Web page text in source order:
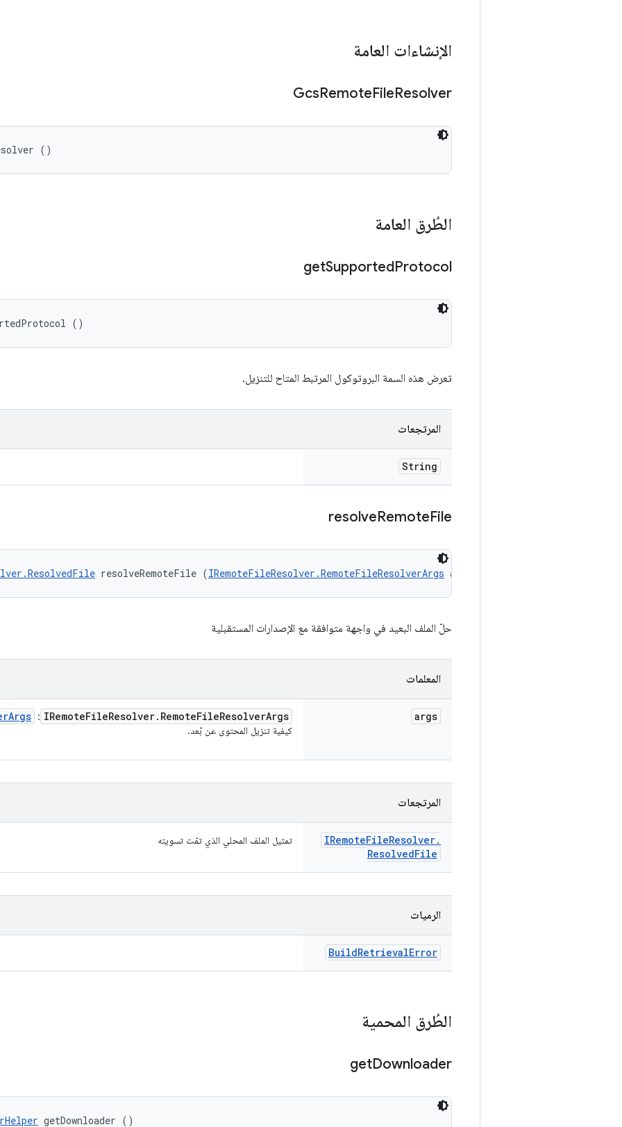
الإنشاءات العامة
GcsRemoteFileResolver
()
الطُرق العامة
getSupportedProtocol
()
تعرض هذه السمة البروتوكول المرتبط المتاح للتنزيل.
المرتجعات
String
resolveRemoteFile
resolveRemoteFile (IRemoteFileResolver.RemoteFileResolverArgs args)
حلّ الملف البعيد في واجهة متوافقة مع الإصدارات المستقبلية
المعلمات
args
IRemoteFileResolver. RemoteFileResolverArgs
:
Args
كيفية تنزيل المحتوى عن بُعد.
المرتجعات
IRemoteFileResolver.
ResolvedFile
تمثيل الملف المحلي الذي تمّت تسويته
الرميات
BuildRetrievalError
الطُرق المحمية
getDownloader
getDownloader ()